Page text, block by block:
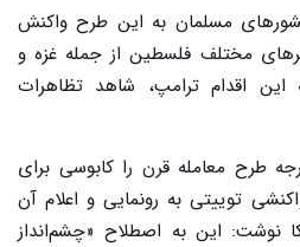
مسلمان به این طرح واکنش
مختلف فلسطین از جمله غزه و
این اقدام ترامپ، شاهد تظاهرات
طرح معامله قرن را کابوسی برای
توییتی به رونمایی و اعلام آن
نوشت: این به اصطلاح «چشم‌انداز